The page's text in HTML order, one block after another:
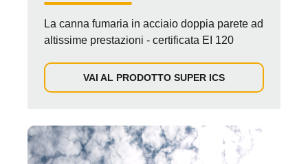
La canna fumaria in acciaio doppia parete ad
altissime prestazioni - certificata EI 120
VAI AL PRODOTTO SUPER ICS